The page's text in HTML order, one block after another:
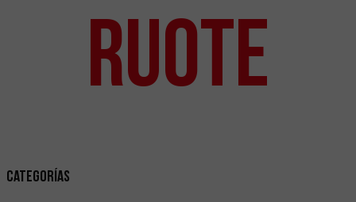
Ruote
Categorías